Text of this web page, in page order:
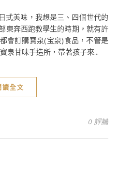
東奔西跑教學生的時期，就有許
會訂購寶泉(宝泉)食品，不管是
泉甘味手造所，帶著孩子來...
讀全文
0 評論